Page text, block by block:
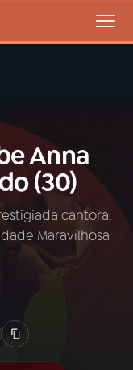
VIVO
Anna
(30)
cantora,
Maravilhosa